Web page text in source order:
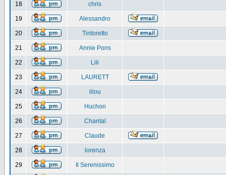
18 chris
19 Alessandro
20 Tintoretto
21 Annie Pons
22 Lili
23 LAURETT
24 lilou
25 Huchon
26 Chantal
27 Claude
28 lorenza
29 Il Serenissimo